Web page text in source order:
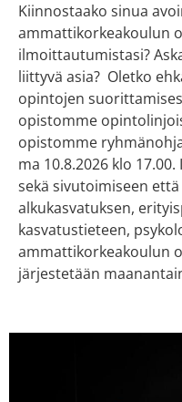
Kiinnostaako sinua
ammattikorkeakoulun
ilmoittautumistasi?
liittyvä asia? Oletko
opintojen
opistomme
opistomme
ma 10.8.2026 klo
sekä sivutoimiseen
alkukasvatuksen,
kasvatustieteen,
ammattikorkeakoulun
järjestetään